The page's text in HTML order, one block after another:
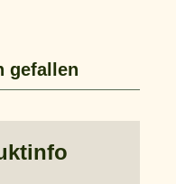
gefallen